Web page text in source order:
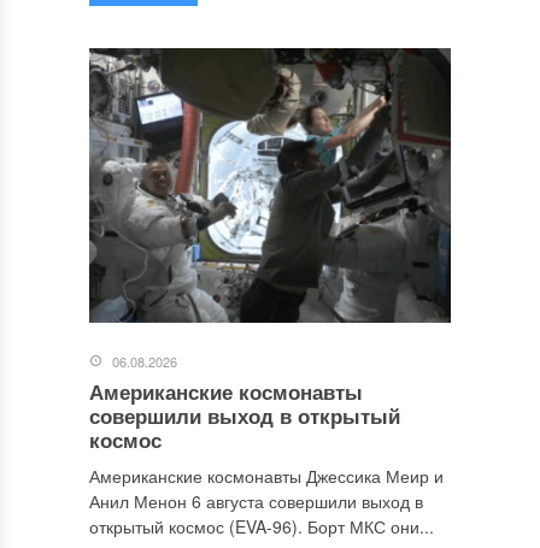
06.08.2026
Американские космонавты
совершили выход в открытый
космос
Американские космонавты Джессика Меир и
Анил Менон 6 августа совершили выход в
открытый космос (EVA-96). Борт МКС они...